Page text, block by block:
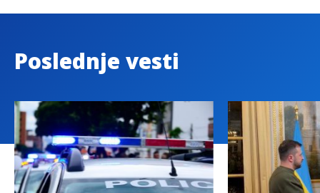
Poslednje vesti